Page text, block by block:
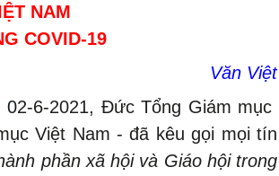
NAM
COVID-19
Văn Việt
02-6-2021, Đức Tổng Giám mục
Việt Nam - đã kêu gọi mọi tín
phần xã hội và Giáo hội trong